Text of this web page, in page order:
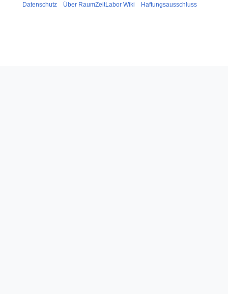
Datenschutz Über RaumZeitLabor Wiki Haftungsausschluss